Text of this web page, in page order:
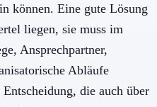
können. Eine gute Lösung
liegen, sie muss im
Ansprechpartner,
Abläufe
Entscheidung, die auch über